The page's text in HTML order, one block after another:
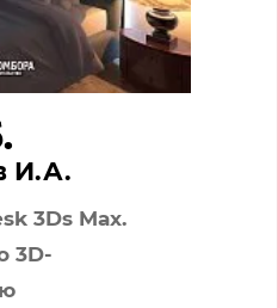
И.А.
3Ds Max.
3D-